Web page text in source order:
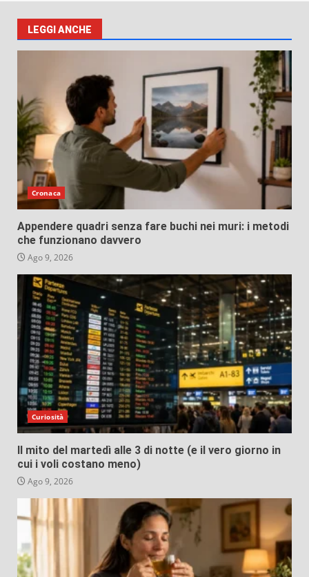
LEGGI ANCHE
Cronaca
Appendere quadri senza fare buchi nei muri: i metodi
che funzionano davvero
Ago 9, 2026
Curiosità
Il mito del martedì alle 3 di notte (e il vero giorno in
cui i voli costano meno)
Ago 9, 2026